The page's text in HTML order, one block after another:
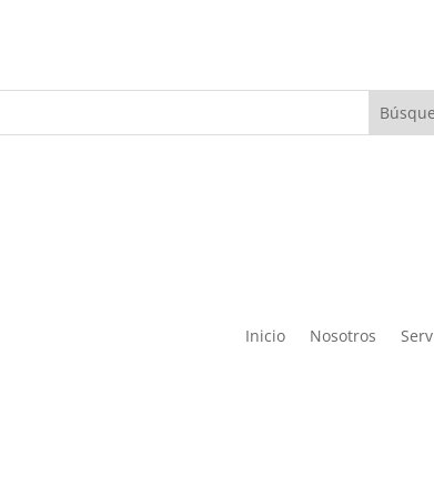
Inicio Nosotros